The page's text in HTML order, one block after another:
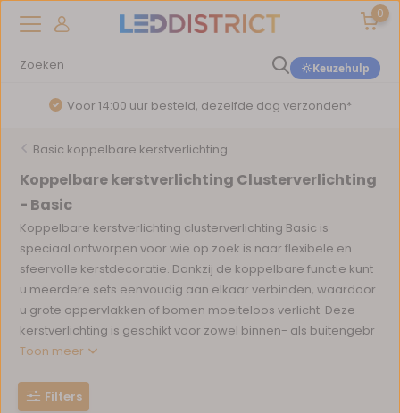
0
Keuzehulp
Voor 14:00 uur besteld, dezelfde dag verzonden*
Basic koppelbare kerstverlichting
Koppelbare kerstverlichting Clusterverlichting
- Basic
Koppelbare kerstverlichting clusterverlichting Basic is
speciaal ontworpen voor wie op zoek is naar flexibele en
sfeervolle kerstdecoratie. Dankzij de koppelbare functie kunt
u meerdere sets eenvoudig aan elkaar verbinden, waardoor
u grote oppervlakken of bomen moeiteloos verlicht. Deze
kerstverlichting is geschikt voor zowel binnen- als buitengebr
Toon meer
Filters